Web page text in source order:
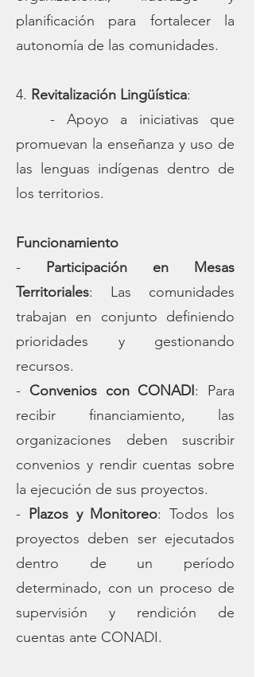
planificación para fortalecer la
autonomía de las comunidades.
4. Revitalización Lingüística:
- Apoyo a iniciativas que
promuevan la enseñanza y uso de
las lenguas indígenas dentro de
los territorios.
Funcionamiento
- Participación en Mesas
Territoriales: Las comunidades
trabajan en conjunto definiendo
prioridades y gestionando
recursos.
- Convenios con CONADI: Para
recibir financiamiento, las
organizaciones deben suscribir
convenios y rendir cuentas sobre
la ejecución de sus proyectos.
- Plazos y Monitoreo: Todos los
proyectos deben ser ejecutados
dentro de un período
determinado, con un proceso de
supervisión y rendición de
cuentas ante CONADI.